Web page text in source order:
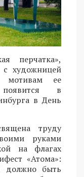
перчатка»,
с художницей
ее
в
в День
труду
руками
на флагах
«Атома»:
быть